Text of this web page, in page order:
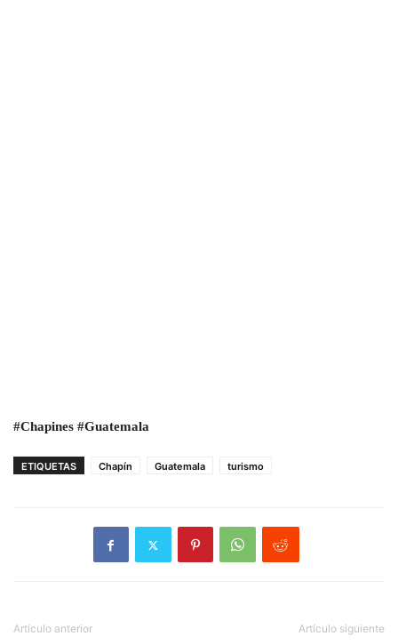
#Chapines #Guatemala
ETIQUETAS Chapín Guatemala turismo
Artículo anterior Artículo siguiente